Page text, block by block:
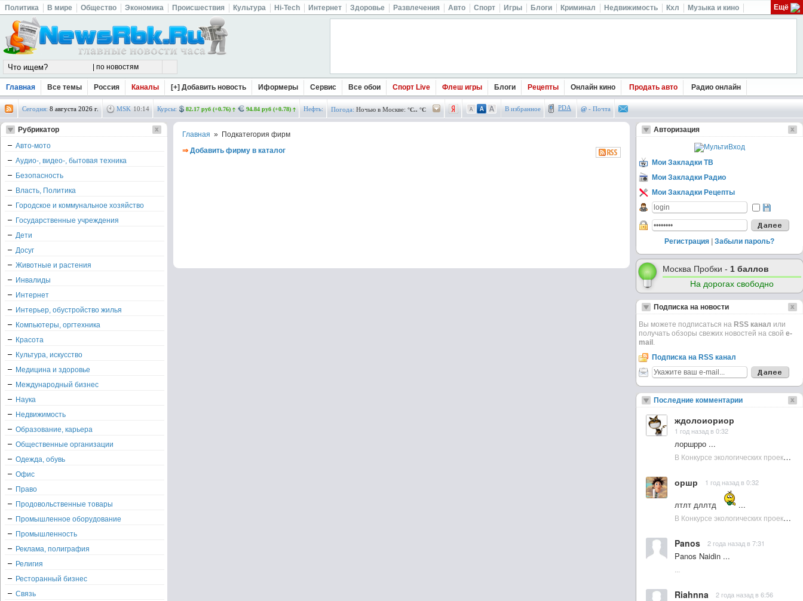
Политика В мире Общество Экономика Происшествия Культура Hi-Tech Интернет Здоровье Развлечения Авто Спорт Игры Блоги Криминал Недвижимость Кхл Музыка и кино Ещё
Главная Все темы Россия Каналы [+] Добавить новость Иформеры Сервис Все обои Спорт Live Флеш игры Блоги Рецепты Онлайн кино Продать авто Радио онлайн
Сегодня: 8 августа 2026 г. MSK 10:14 Курсы: 82.17 руб (+0.76) 94.84 руб (+0.78) Нефть: Погода: Ночью в Москве: °C.. °C В избранное PDA @ - Почта
Главная » Подкатегория фирм
⇒ Добавить фирму в каталог
Рубрикатор
Авто-мото
Аудио-, видео-, бытовая техника
Безопасность
Власть, Политика
Городское и коммунальное хозяйство
Государственные учреждения
Дети
Досуг
Животные и растения
Инвалиды
Интернет
Интерьер, обустройство жилья
Компьютеры, оргтехника
Красота
Культура, искусство
Медицина и здоровье
Международный бизнес
Наука
Недвижимость
Образование, карьера
Общественные организации
Одежда, обувь
Офис
Право
Продовольственные товары
Промышленное оборудование
Промышленность
Реклама, полиграфия
Религия
Ресторанный бизнес
Связь
Авторизация
Мои Закладки ТВ
Мои Закладки Радио
Мои Закладки Рецепты
Регистрация Забыли пароль?
Москва Пробки - 1 баллов
На дорогах свободно
Подписка на новости
Вы можете подписаться на RSS канал или
получать обзоры свежих новостей на свой e-
mail .
Подписка на RSS канал
Последние комментарии
ждолоиориор
1 год назад в 0:32
лоршрро ...
В Конкурсе экологических проектов в Подмосковье активно участвовала молодежь :: NewsRbk.ru...
оршр 1 год назад в 0:32
лтлт дллтд
...
В Конкурсе экологических проектов в Подмосковье активно участвовала молодежь :: NewsRbk.ru...
Panos 2 года назад в 7:31
Panos Naidin ...
Riahnna 2 года назад в 6:56